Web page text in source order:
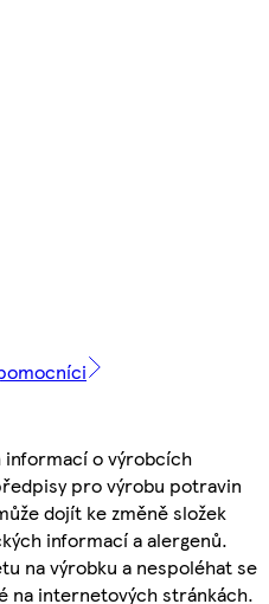
informací o výrobcích
pro výrobu potravin
dojít ke změně složek
informací a alergenů.
na výrobku a nespoléhat se
na internetových stránkách.